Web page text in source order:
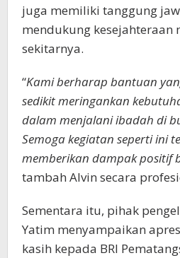
juga memiliki tanggung
mendukung kesejahteraan
sekitarnya.
“Kami berharap bantuan
sedikit meringankan
dalam menjalani ibadah di
Semoga kegiatan seperti ini
memberikan dampak positif
tambah Alvin secara
Sementara itu, pihak
Yatim menyampaikan
kasih kepada BRI